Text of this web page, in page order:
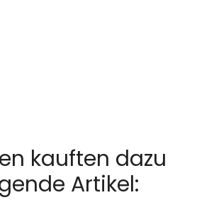
kauften dazu
Artikel: